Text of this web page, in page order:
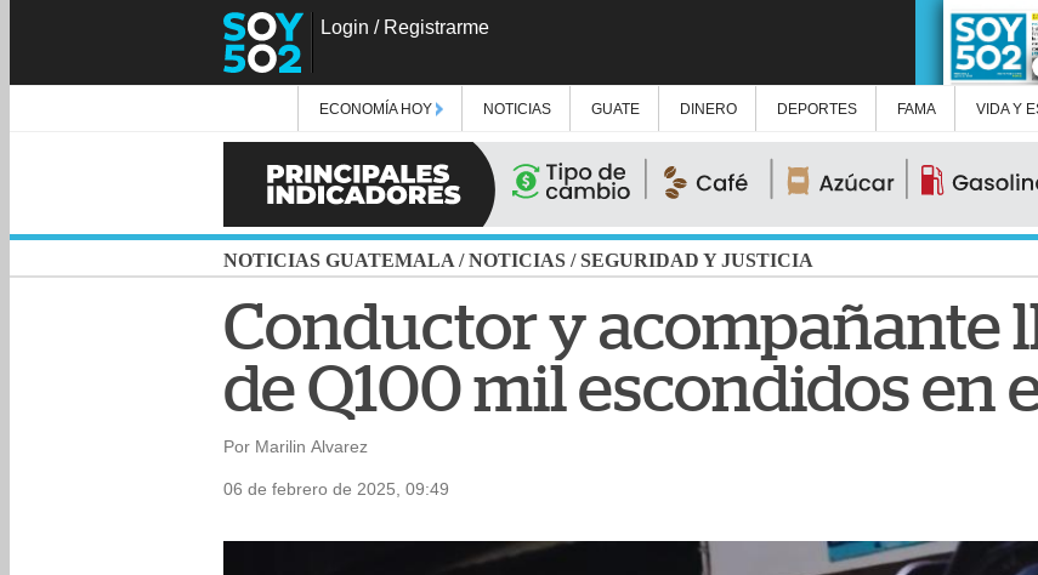
Login / Registrarme
ECONOMÍA HOY NOTICIAS GUATE DINERO DEPORTES FAMA VIDA Y
NOTICIAS GUATEMALA /NOTICIAS /SEGURIDAD Y JUSTICIA
Conductor y acompañante
de Q100 mil escondidos en
Por Marilin Alvarez
06 de febrero de 2025, 09:49